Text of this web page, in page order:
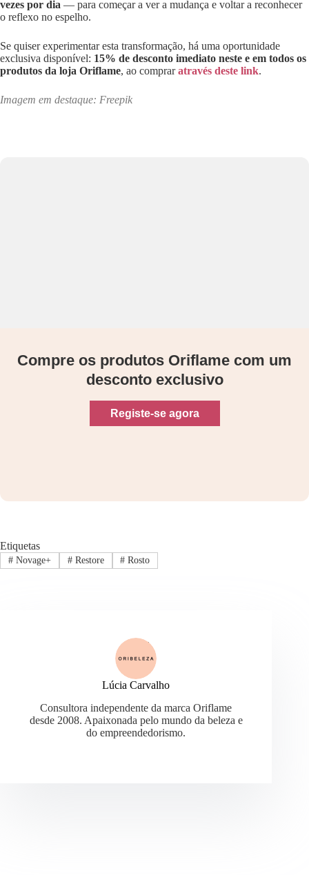
vezes por dia — para começar a ver a mudança e voltar a reconhecer
o reflexo no espelho.
Se quiser experimentar esta transformação, há uma oportunidade
exclusiva disponível: 15% de desconto imediato neste e em todos os
produtos da loja Oriflame, ao compraratravés deste link.
Imagem em destaque: Freepik
Compre os produtos Oriflame com um
desconto exclusivo
Registe-se agora
Etiquetas
#Novage+ #Restore # Rosto
Lúcia Carvalho
Consultora independente da marca Oriflame
desde 2008. Apaixonada pelo mundo da beleza e
do empreendedorismo.